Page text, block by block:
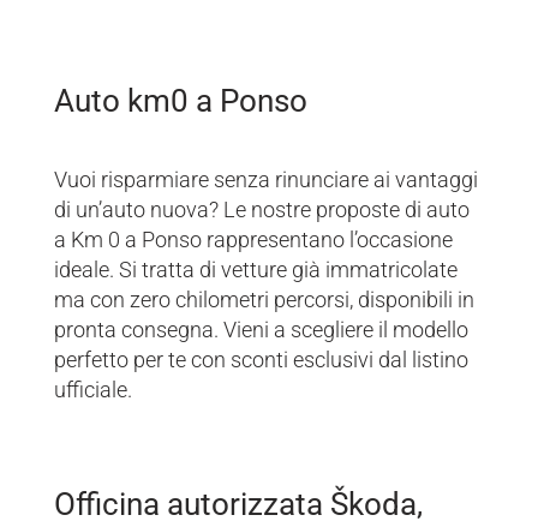
Auto km0 a Ponso
Vuoi risparmiare senza rinunciare ai vantaggi
di un’auto nuova? Le nostre proposte di auto
a Km 0 a Ponso rappresentano l’occasione
ideale. Si tratta di vetture già immatricolate
ma con zero chilometri percorsi, disponibili in
pronta consegna. Vieni a scegliere il modello
perfetto per te con sconti esclusivi dal listino
ufficiale.
Officina autorizzata Škoda,